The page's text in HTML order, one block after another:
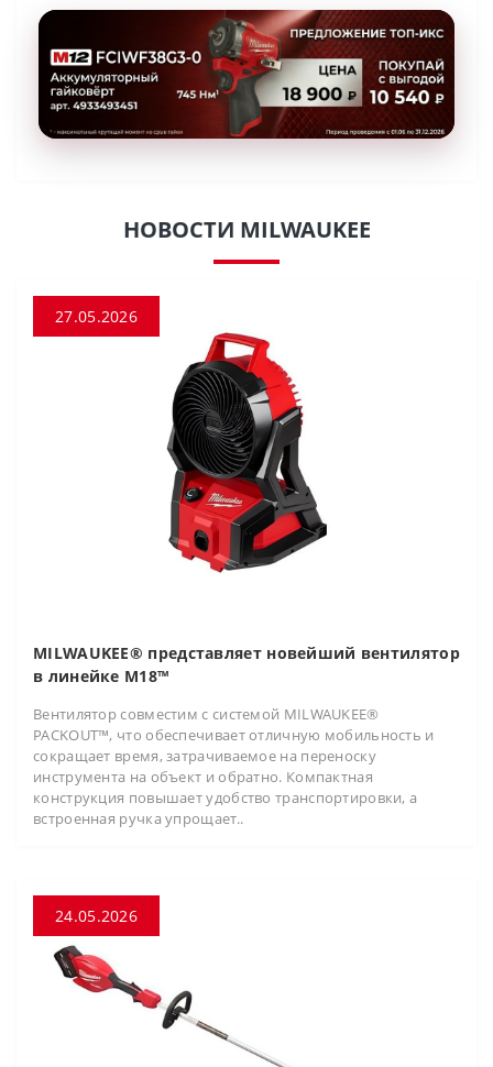
НОВОСТИ MILWAUKEE
27.05.2026
MILWAUKEE® представляет новейший вентилятор
в линейке M18™
Вентилятор совместим с системой MILWAUKEE®
PACKOUT™, что обеспечивает отличную мобильность и
сокращает время, затрачиваемое на переноску
инструмента на объект и обратно. Компактная
конструкция повышает удобство транспортировки, а
встроенная ручка упрощает..
24.05.2026